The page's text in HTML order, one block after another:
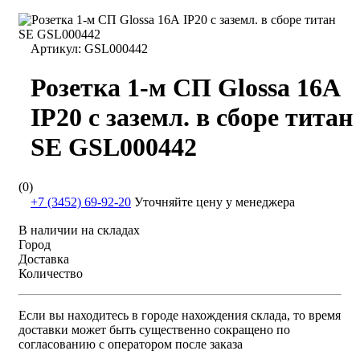
Артикул: GSL000442
Розетка 1-м СП Glossa 16А
IP20 с заземл. в сборе титан
SE GSL000442
(0)
+7 (3452) 69-92-20 Уточняйте цену у менеджера
В наличии на складах
Город
Доставка
Количество
Если вы находитесь в городе нахождения склада, то время
доставки может быть существенно сокращено по
согласованию с оператором после заказа